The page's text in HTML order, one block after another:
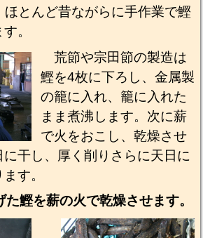
ほとんど昔ながらに手作業で鰹
。
荒節や宗田節の製造は
鰹を4枚に下ろし、金属製
の籠に入れ、籠に入れた
まま煮沸します。次に薪
で火をおこし、乾燥させ
に干し、厚く削りさらに天日に
す。
鰹を薪の火で乾燥させます。